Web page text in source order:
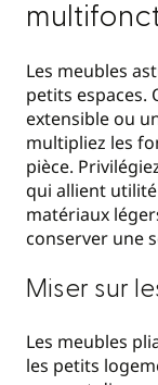
Les meubles
petits espaces.
extensible ou
multipliez les
pièce.
qui allient utilité
matériaux
conserver une
Miser sur
Les meubles
les petits